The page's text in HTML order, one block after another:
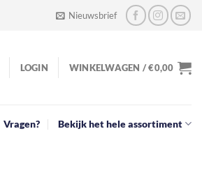
Nieuwsbrief
LOGIN WINKELWAGEN /€0,00
Vragen? Bekijk het hele assortiment